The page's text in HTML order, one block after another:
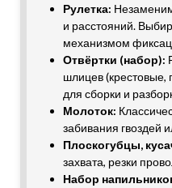
Рулетка:
и расстояний.
механизмом
Отвёртки (набор):
шлицев (крестовые,
для сборки и
Молоток:
забивания гвоздей
Плоскогубцы,
захвата, резки
Набор